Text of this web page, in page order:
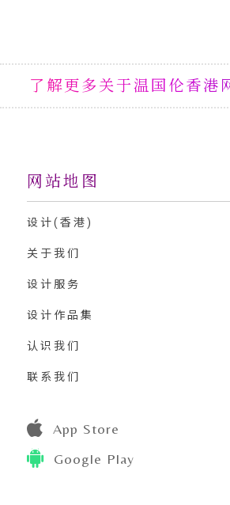
了解更多关于温国伦香港
网站地图
设计(香港)
关于我们
设计服务
设计作品集
认识我们
联系我们
App Store
Google Play